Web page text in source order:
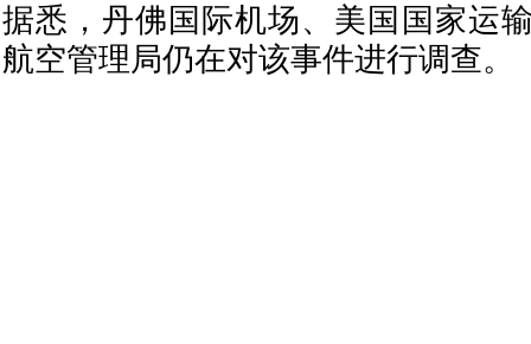
据悉，丹佛国际机场、美国国家运
航空管理局仍在对该事件进行调查。